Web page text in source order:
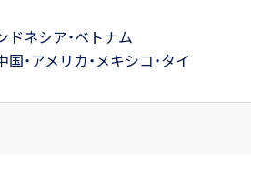
ドネシア・ベトナム
国・アメリカ・メキシコ・タイ